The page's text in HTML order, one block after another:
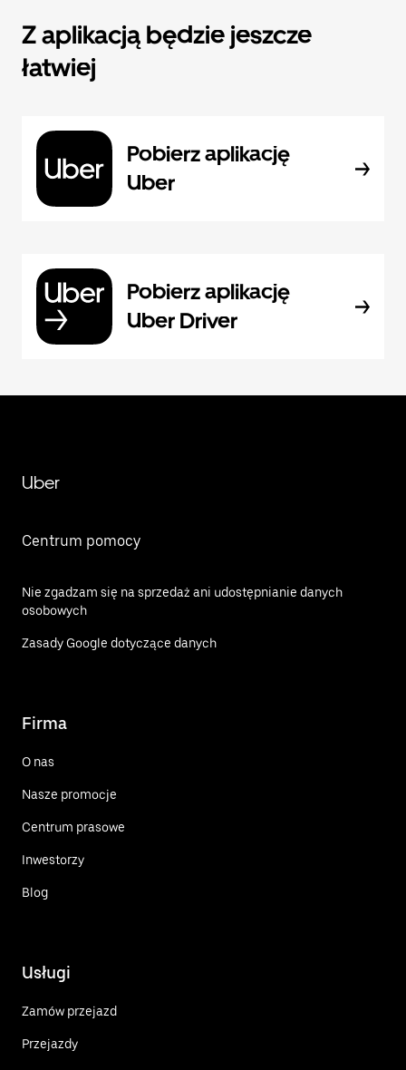
Z aplikacją będzie jeszcze
łatwiej
Pobierz aplikację
Uber
Pobierz aplikację
Uber Driver
Uber
Centrum pomocy
Nie zgadzam się na sprzedaż ani udostępnianie danych
osobowych
Zasady Google dotyczące danych
Firma
O nas
Nasze promocje
Centrum prasowe
Inwestorzy
Blog
Usługi
Zamów przejazd
Przejazdy